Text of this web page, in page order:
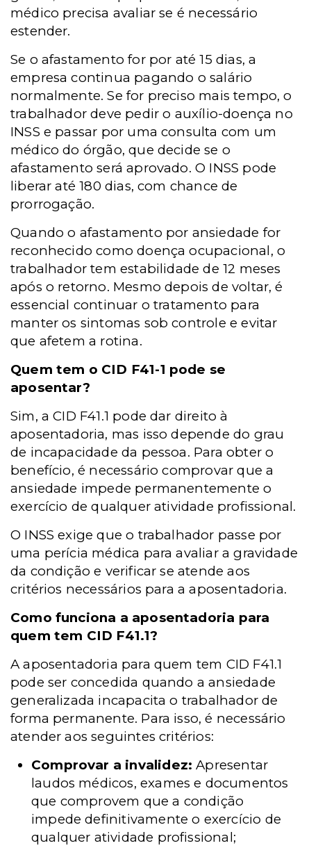
médico precisa avaliar se é necessário
estender.
Se o afastamento for por até 15 dias, a
empresa continua pagando o salário
normalmente. Se for preciso mais tempo, o
trabalhador deve pedir o auxílio-doença no
INSS e passar por uma consulta com um
médico do órgão, que decide se o
afastamento será aprovado. O INSS pode
liberar até 180 dias, com chance de
prorrogação.
Quando o afastamento por ansiedade for
reconhecido como doença ocupacional, o
trabalhador tem estabilidade de 12 meses
após o retorno. Mesmo depois de voltar, é
essencial continuar o tratamento para
manter os sintomas sob controle e evitar
que afetem a rotina.
Quem tem o CID F41-1 pode se
aposentar?
Sim, a CID F41.1 pode dar direito à
aposentadoria, mas isso depende do grau
de incapacidade da pessoa. Para obter o
benefício, é necessário comprovar que a
ansiedade impede permanentemente o
exercício de qualquer atividade profissional.
O INSS exige que o trabalhador passe por
uma perícia médica para avaliar a gravidade
da condição e verificar se atende aos
critérios necessários para a aposentadoria.
Como funciona a aposentadoria para
quem tem CID F41.1?
A aposentadoria para quem tem CID F41.1
pode ser concedida quando a ansiedade
generalizada incapacita o trabalhador de
forma permanente. Para isso, é necessário
atender aos seguintes critérios:
Comprovar a invalidez: Apresentar
laudos médicos, exames e documentos
que comprovem que a condição
impede definitivamente o exercício de
qualquer atividade profissional;